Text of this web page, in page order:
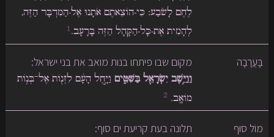
לֶחֶם לָשֹׂבַע: כִּי-הוֹצֵאתֶם אֹתָנוּ אֶל-הַמִּדְבָּר הַזֶּה,
לְהָמִית אֶת-כָּל-הַקָּהָל הַזֶּה בָּרָעָב.1
בָּעֲרָבָה מקום שבו פיתתו בנות מואב את בני ישראל:
וַוַיֵּ֥שֶׁב יִשְׂרָאֵ֖ל בַּשִּׁטִּ֑יםוַיָּ֣חֶל הָעָ֔ם לִזְנ֖וֹת אֶל־בְּנ֥וֹת
מוֹאָֽב. 2
מוֹל סוּף תלונה בעת קריעת ים סוף: